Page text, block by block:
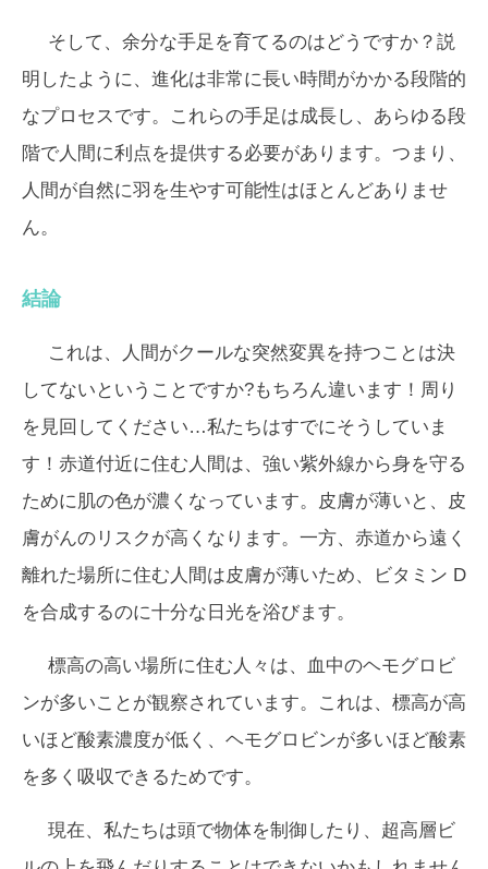
そして、余分な手足を育てるのはどうですか？説
明したように、進化は非常に長い時間がかかる段階的
なプロセスです。これらの手足は成長し、あらゆる段
階で人間に利点を提供する必要があります。つまり、
人間が自然に羽を生やす可能性はほとんどありませ
ん。
結論
これは、人間がクールな突然変異を持つことは決
してないということですか?もちろん違います！周り
を見回してください…私たちはすでにそうしていま
す！赤道付近に住む人間は、強い紫外線から身を守る
ために肌の色が濃くなっています。皮膚が薄いと、皮
膚がんのリスクが高くなります。一方、赤道から遠く
離れた場所に住む人間は皮膚が薄いため、ビタミン D
を合成するのに十分な日光を浴びます。
標高の高い場所に住む人々は、血中のヘモグロビ
ンが多いことが観察されています。これは、標高が高
いほど酸素濃度が低く、ヘモグロビンが多いほど酸素
を多く吸収できるためです。
現在、私たちは頭で物体を制御したり、超高層ビ